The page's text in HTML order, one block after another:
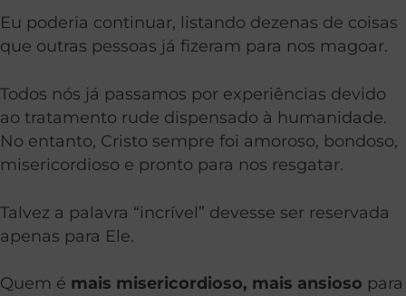
Eu poderia continuar, listando dezenas de coisas
que outras pessoas já fizeram para nos magoar.
Todos nós já passamos por experiências devido
ao tratamento rude dispensado à humanidade.
No entanto, Cristo sempre foi amoroso, bondoso,
misericordioso e pronto para nos resgatar.
Talvez a palavra “incrível” devesse ser reservada
apenas para Ele.
Quem é mais misericordioso, mais ansioso para